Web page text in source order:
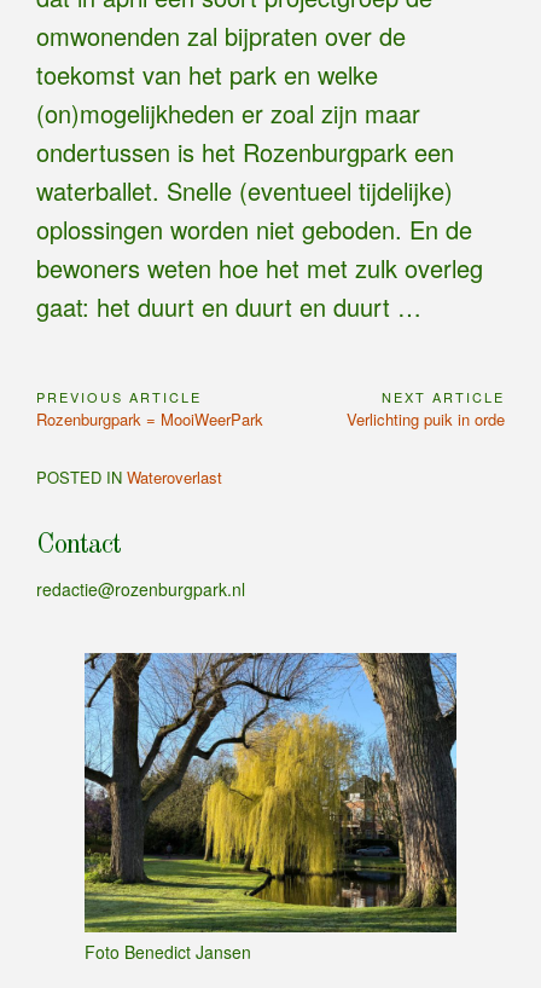
omwonenden zal bijpraten over de
toekomst van het park en welke
(on)mogelijkheden er zoal zijn maar
ondertussen is het Rozenburgpark een
waterballet. Snelle (eventueel tijdelijke)
oplossingen worden niet geboden. En de
bewoners weten hoe het met zulk overleg
gaat: het duurt en duurt en duurt …
Bericht
navigatie
PREVIOUS ARTICLE
Previous
Rozenburgpark = MooiWeerPark
NEXT ARTICLE
Next
Verlichting puik in orde
POSTED IN Wateroverlast
Contact
redactie@rozenburgpark.nl
Foto Benedict Jansen